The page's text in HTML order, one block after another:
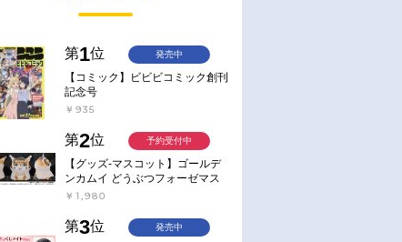
第1位
【コミック】ビビビコミック創刊
記念号
￥935
発売中
第2位
【グッズ-マスコット】ゴールデ
ンカムイ どうぶつフォーゼマス
コット 4.尾形百之助【再販】
￥1,980
予約受付中
第3位 発売中